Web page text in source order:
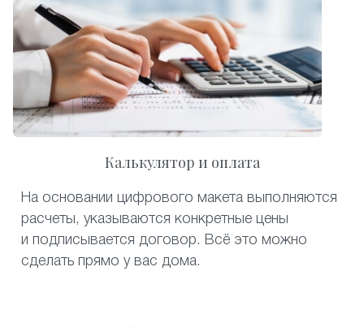
Калькулятор и оплата
На основании цифрового макета выполняются
расчеты, указываются конкретные цены
и подписывается договор. Всё это можно
сделать прямо у вас дома.